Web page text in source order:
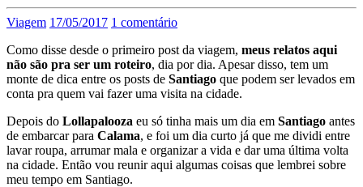
Viagem 17/05/2017 1 comentário
Como disse desde o primeiro post da viagem, meus relatos aqui
não são pra ser um roteiro, dia por dia. Apesar disso, tem um
monte de dica entre os posts de Santiago que podem ser levados em
conta pra quem vai fazer uma visita na cidade.
Depois do Lollapalooza eu só tinha mais um dia em Santiago antes
de embarcar para Calama, e foi um dia curto já que me dividi entre
lavar roupa, arrumar mala e organizar a vida e dar uma última volta
na cidade. Então vou reunir aqui algumas coisas que lembrei sobre
meu tempo em Santiago.